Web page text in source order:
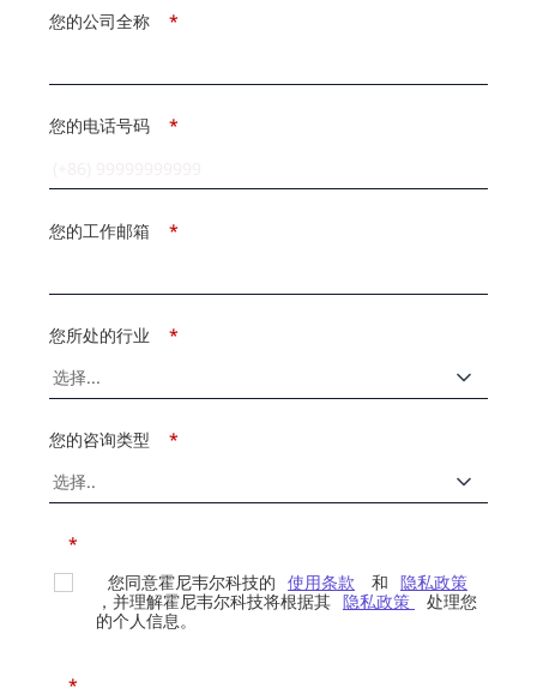
*
您的公司全称
*
您的电话号码
*
您的工作邮箱
*
您所处的行业
*
您的咨询类型
*
您同意霍尼韦尔科技的 使用条款 和 隐私政策
，并理解霍尼韦尔科技将根据其 隐私政策
处理您
的个人信息。
*